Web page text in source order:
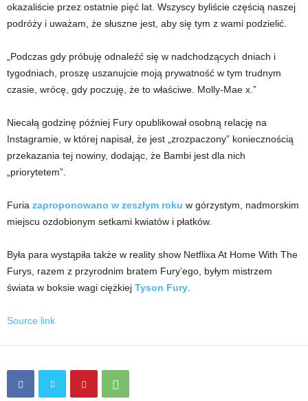
okazaliście przez ostatnie pięć lat. Wszyscy byliście częścią naszej
podróży i uważam, że słuszne jest, aby się tym z wami podzielić.
„Podczas gdy próbuję odnaleźć się w nadchodzących dniach i
tygodniach, proszę uszanujcie moją prywatność w tym trudnym
czasie, wrócę, gdy poczuję, że to właściwe. Molly-Mae x.”
Niecałą godzinę później Fury opublikował osobną relację na
Instagramie, w której napisał, że jest „zrozpaczony” koniecznością
przekazania tej nowiny, dodając, że Bambi jest dla nich
„priorytetem”.
Furia zaproponowano w zeszłym roku w górzystym, nadmorskim
miejscu ozdobionym setkami kwiatów i płatków.
Była para wystąpiła także w reality show Netflixa At Home With The
Furys, razem z przyrodnim bratem Fury’ego, byłym mistrzem
świata w boksie wagi ciężkiej Tyson Fury
Source link